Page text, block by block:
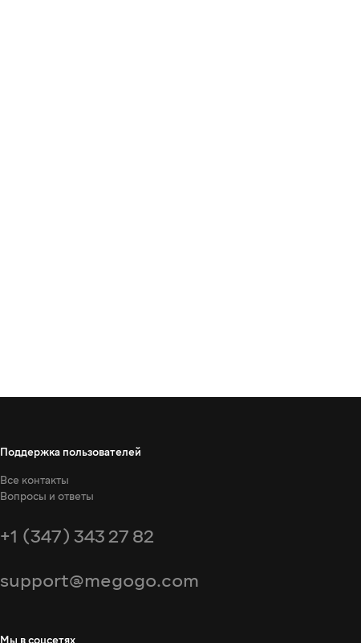
Поддержка пользователей
Все контакты
Вопросы и ответы
+1 (347) 343 27 82
support@megogo.com